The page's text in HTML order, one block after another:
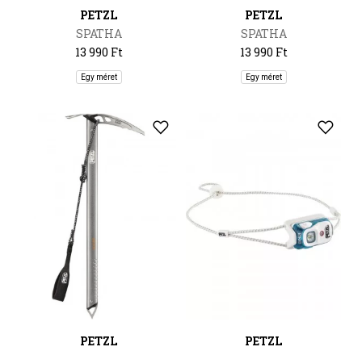
PETZL
SPATHA
13 990 Ft
Egy méret
PETZL
SPATHA
13 990 Ft
Egy méret
PETZL
PETZL